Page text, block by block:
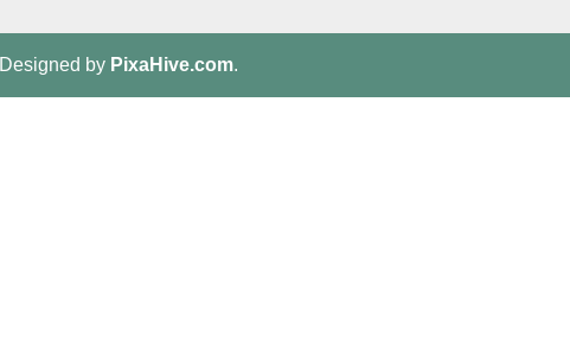
Designed by PixaHive.com.